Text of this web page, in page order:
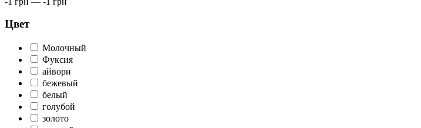
Цвет
Молочный
Фуксия
айвори
бежевый
белый
голубой
золото